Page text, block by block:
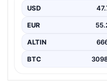
USD
EUR
ALTIN
BTC